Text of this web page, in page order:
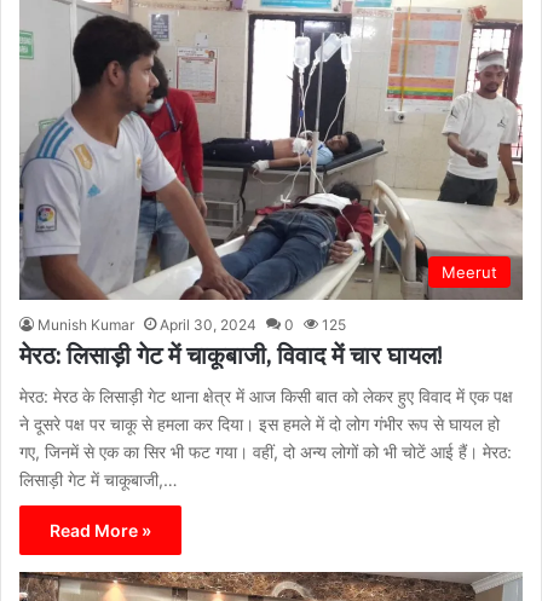
Meerut
Munish Kumar April 30, 2024 0 125
मेरठ: लिसाड़ी गेट में चाकूबाजी, विवाद में चार घायल!
मेरठ: मेरठ के लिसाड़ी गेट थाना क्षेत्र में आज किसी बात को लेकर हुए विवाद में एक पक्ष
ने दूसरे पक्ष पर चाकू से हमला कर दिया। इस हमले में दो लोग गंभीर रूप से घायल हो
गए, जिनमें से एक का सिर भी फट गया। वहीं, दो अन्य लोगों को भी चोटें आई हैं। मेरठ:
लिसाड़ी गेट में चाकूबाजी,…
Read More »